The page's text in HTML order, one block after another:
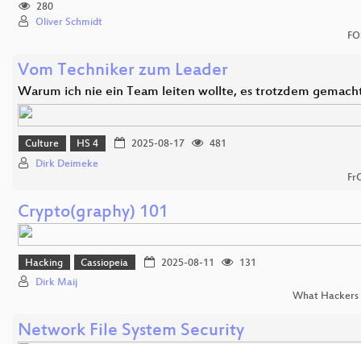
280
Oliver Schmidt
Vom Techniker zum Leader
Warum ich nie ein Team leiten wollte, es trotzdem
Culture HS 4 2025-08-17
481
Dirk Deimeke
Crypto(graphy) 101
Hacking Cassiopeia 2025-08-11
131
Dirk Maij
What Hackers
Network File System Security